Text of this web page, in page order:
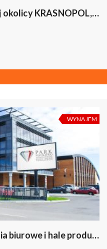
Sprzedam dom w spokojnej okolicy KRASNOPOL, okazja .
WYNAJEM
Do wynajęcia pomieszczenia biurowe i hale produkcyjne ul. Innowacyjna 1 w Suwałkach